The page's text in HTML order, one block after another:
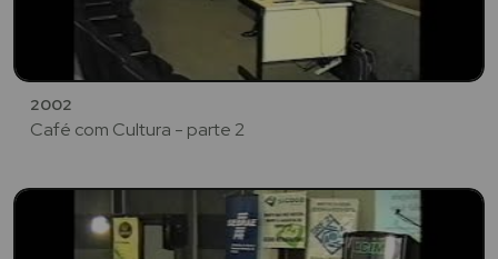
2002
Café com Cultura - parte 2